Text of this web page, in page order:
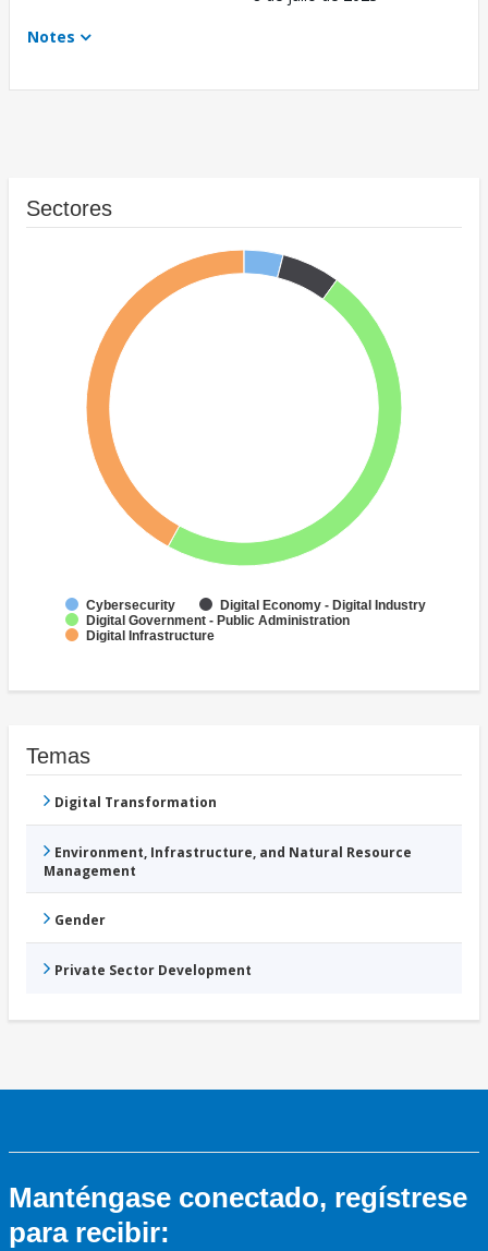
Notes
Sectores
Cybersecurity
Digital Economy - Digital Industry
Digital Government - Public Administration
Digital Infrastructure
Temas
Digital Transformation
Environment, Infrastructure, and Natural Resource
Management
Gender
Private Sector Development
Manténgase conectado, regístrese
para recibir: